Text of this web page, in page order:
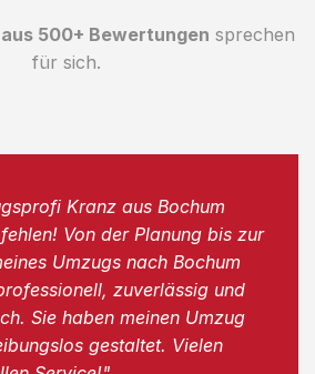
500+ Bewertungen sprechen
für sich.
Kranz aus Bochum
Von der Planung bis zur
Umzugs nach Bochum
zuverlässig und
Sie haben meinen Umzug
gestaltet. Vielen